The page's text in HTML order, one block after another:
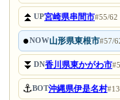
⏫UP宮崎県串間市#55/62
●NOW山形県東根市#57/
⏬DN香川県東かがわ市
⚓BOT沖縄県伊是名村